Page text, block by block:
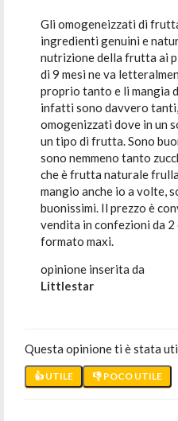
Gli omogeneizzati di
ingredienti genuini e
nutrizione della frutta ai
di 9 mesi ne va
proprio tanto e li mangia
infatti sono davvero
omogenizzati dove in un
un tipo di frutta. Sono
sono nemmeno tanto
che è frutta naturale
mangio anche io a volte,
buonissimi. Il prezzo è
vendita in confezioni da
formato maxi.
opinione inserita da
Littlestar
Questa opinione ti è stata
👍 UTILE 👎 POCO UTILE